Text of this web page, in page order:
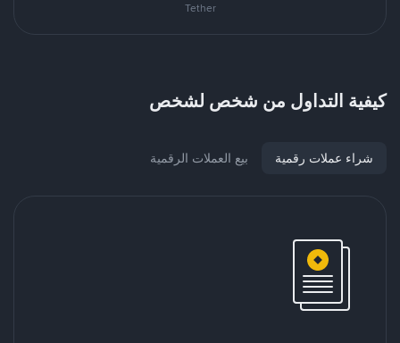
Tether
كيفية التداول من شخص لشخص
شراء عملات رقمية بيع العملات الرقمية